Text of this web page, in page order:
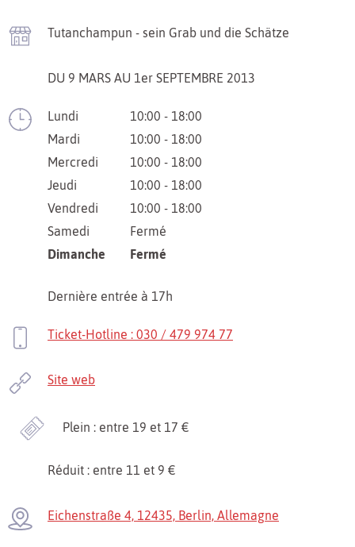
Tutanchampun - sein Grab und die Schätze
DU 9 MARS AU 1er SEPTEMBRE 2013
Lundi
10:00 - 18:00
Mardi
10:00 - 18:00
Mercredi
10:00 - 18:00
Jeudi
10:00 - 18:00
Vendredi
10:00 - 18:00
Samedi
Fermé
Dimanche
Fermé
Dernière entrée à 17h
Ticket-Hotline : 030 / 479 974 77
Site web
Plein : entre 19 et 17 €
Réduit : entre 11 et 9 €
Eichenstraße 4, 12435, Berlin, Allemagne